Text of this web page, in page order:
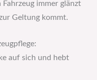
immer glänzt
Geltung kommt.
auf sich und hebt